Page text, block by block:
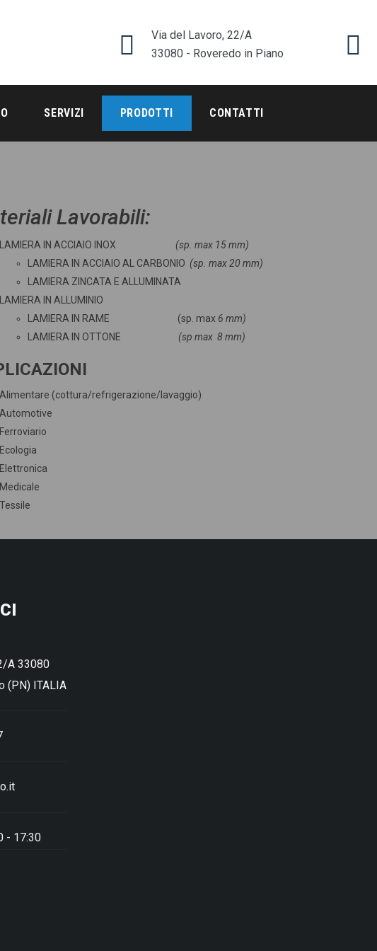
Via del Lavoro, 22/A
33080 - Roveredo in Piano
SERVIZI PRODOTTI CONTATTI
Lavorabili:
LAMIERA IN ACCIAIO INOX (sp max 15 mm)
LAMIERA IN ACCIAIO AL CARBONIO (sp max20 mm)
LAMIERA ZINCATA E ALLUMINATA
LAMIERA IN ALLUMINIO
LAMIERA IN RAME (sp. max 6 mm)
LAMIERA IN OTTONE (sp max 8 mm)
Alimentare (cottura/refrigerazione/lavaggio)
Automotive
Ferroviario
Ecologia
Elettronica
Medicale
Tessile
A 33080
(PN) ITALIA
- 17:30